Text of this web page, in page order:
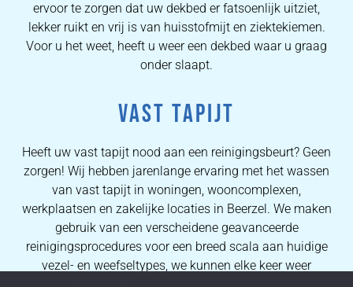
ervoor te zorgen dat uw dekbed er fatsoenlijk uitziet,
lekker ruikt en vrij is van huisstofmijt en ziektekiemen.
Voor u het weet, heeft u weer een dekbed waar u graag
onder slaapt.
VAST TAPIJT
Heeft uw vast tapijt nood aan een reinigingsbeurt? Geen
zorgen! Wij hebben jarenlange ervaring met het wassen
van vast tapijt in woningen, wooncomplexen,
werkplaatsen en zakelijke locaties in Beerzel. We maken
gebruik van een verscheidene geavanceerde
reinigingsprocedures voor een breed scala aan huidige
vezel- en weefseltypes, we kunnen elke keer weer